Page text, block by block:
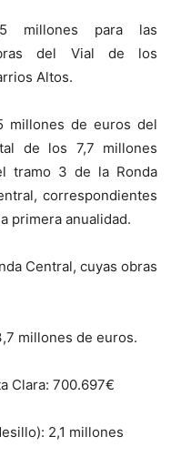
millones para las
del Vial de los
Altos.
millones de euros del
de los 7,7 millones
tramo 3 de la Ronda
correspondientes
primera anualidad.
Central, cuyas obras
millones de euros.
Clara: 700.697€
2,1 millones